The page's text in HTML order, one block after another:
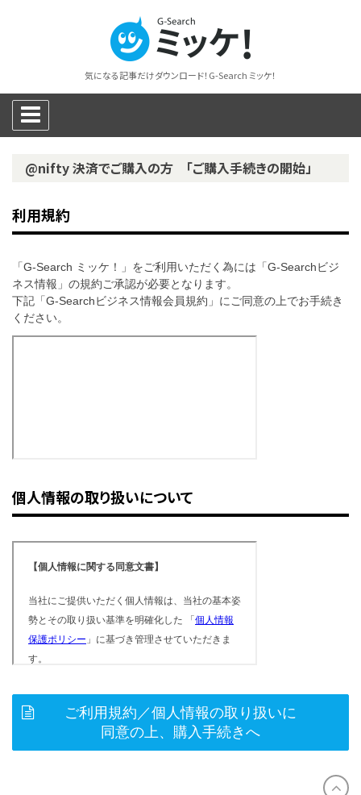
気になる記事だけダウンロード！G-Search ミッケ！
@nifty 決済でご購入の方 「ご購入手続きの開始」
利用規約
「G-Search ミッケ！」をご利用いただく為には「G-Searchビジ
ネス情報」の規約ご承認が必要となります。
下記「G-Searchビジネス情報会員規約」にご同意の上でお手続き
ください。
個人情報の取り扱いについて
ご利用規約／個人情報の取り扱いに
同意の上、購入手続きへ